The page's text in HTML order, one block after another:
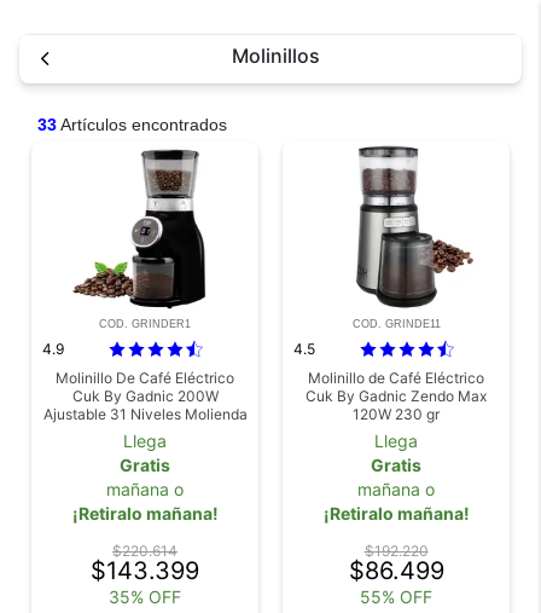
Molinillos
33Artículos encontrados
COD. GRINDER1
4.9
Molinillo De Café Eléctrico
Cuk By Gadnic 200W
Ajustable 31 Niveles Molienda
Control Digital
Llega
Gratis
mañana o
¡Retiralo mañana!
$220.614
$143.399
35% OFF
COD. GRINDE11
4.5
Molinillo de Café Eléctrico
Cuk By Gadnic Zendo Max
120W 230 gr
Llega
Gratis
mañana o
¡Retiralo mañana!
$192.220
$86.499
55% OFF